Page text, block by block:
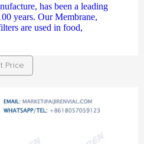
has been a leading
years. Our Membrane,
are used in food,
Price